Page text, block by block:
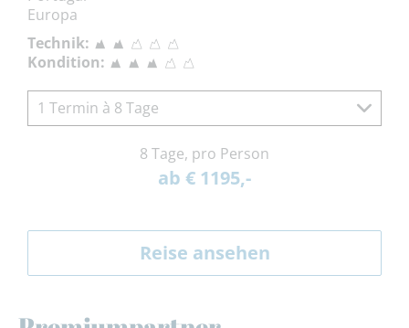
Europa
Technik:
Kondition:
1 Termin à 8 Tage
8 Tage, pro Person
ab € 1195,-
Reise ansehen